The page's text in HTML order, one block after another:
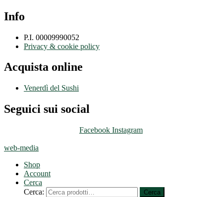
Info
P.I. 00009990052
Privacy & cookie policy
Acquista online
Venerdì del Sushi
Seguici sui social
Facebook Instagram
web-media
Shop
Account
Cerca
Cerca:
Cerca